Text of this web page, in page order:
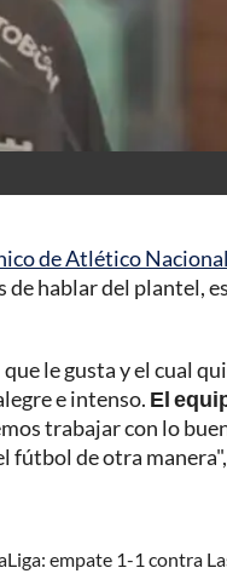
de Atlético
hablar del plantel,
le gusta y el cual
e intenso. El
trabajar con lo
fútbol de otra
empate 1-1 contra